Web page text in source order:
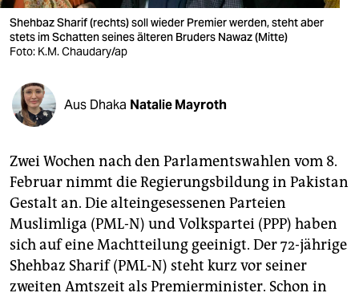
verlag
veranstaltungen
fragen & hilfe
abo
genossenschaft
epaper login
Shehbaz Sharif (rechts) soll wieder Premier werden, steht aber
stets im Schatten seines älteren Bruders Nawaz (Mitte)
Foto: K.M. Chaudary/ap
Aus Dhaka Natalie Mayroth
Zwei Wochen nach den Parlamentswahlen vom 8.
Februar nimmt die Regierungsbildung in Pakistan
Gestalt an. Die alteingesessenen Parteien
Muslimliga (PML-N) und Volkspartei (PPP) haben
sich auf eine Machtteilung geeinigt. Der 72-jährige
Shehbaz Sharif (PML-N) steht kurz vor seiner
zweiten Amtszeit als Premierminister. Schon in